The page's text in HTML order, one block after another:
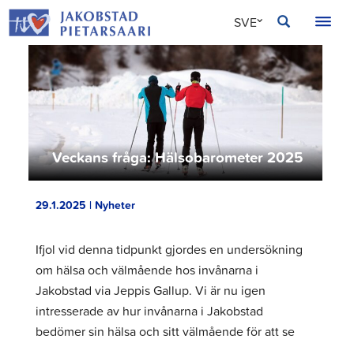
Hoppa
till
innehållet
SVE
FIN
ENG
Veckans fråga: Hälsobarometer 2025
29.1.2025 | Nyheter
Ifjol vid denna tidpunkt gjordes en undersökning
om hälsa och välmående hos invånarna i
Jakobstad via Jeppis Gallup. Vi är nu igen
intresserade av hur invånarna i Jakobstad
bedömer sin hälsa och sitt välmående för att se